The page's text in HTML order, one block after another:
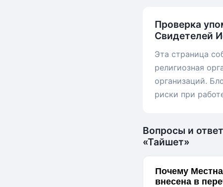
Проверка
Свидетелей
Эта страница
религиозная
организаций.
риски при
Вопросы и
«Тайшет»
Почему
внесена в